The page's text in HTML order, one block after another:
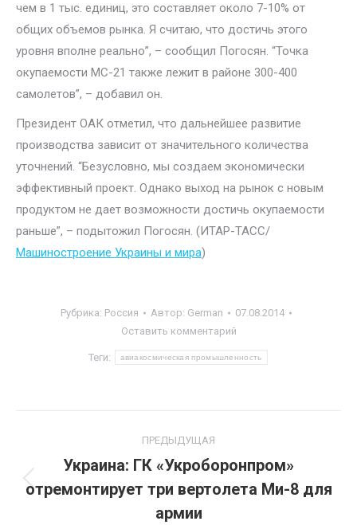
чем в 1 тыс. единиц, это составляет около 7-10% от
общих объемов рынка. Я считаю, что достичь этого
уровня вполне реально”, – сообщил Погосян. “Точка
окупаемости МС-21 также лежит в районе 300-400
самолетов”, – добавил он.
Президент ОАК отметил, что дальнейшее развитие
производства зависит от значительного количества
уточнений. “Безусловно, мы создаем экономически
эффективный проект. Однако выход на рынок с новым
продуктом не дает возможности достичь окупаемости
раньше”, – подытожил Погосян. (ИТАР-ТАСС/
Машиностроение Украины и мира)
Рубрика: Россия Автор: German
07.08.2014
Оставить комментарий
Теги: авиакосмическая промышленность
по
записям
ПРЕДЫДУЩАЯ
Предыдущая
запись:
Украина: ГК «Укроборонпром»
отремонтирует три вертолета Ми-8 для
армии